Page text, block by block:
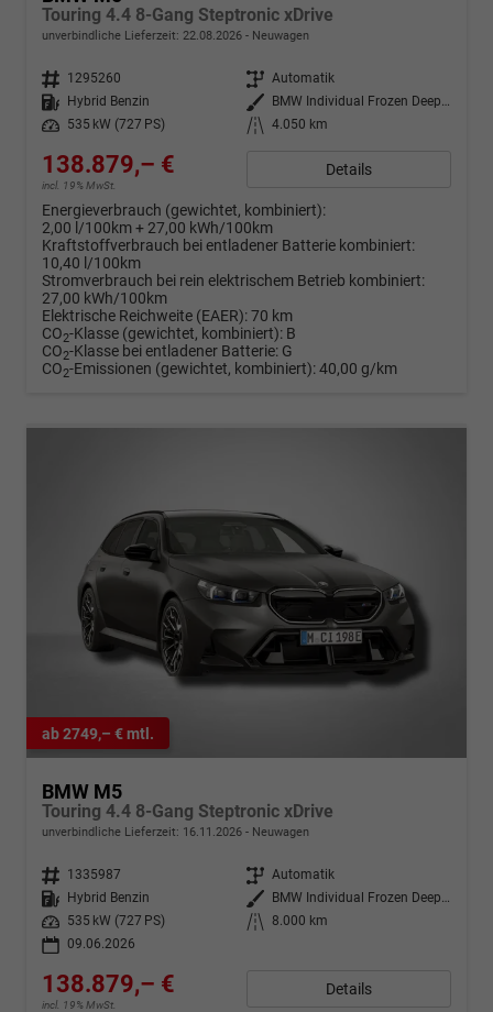
Touring 4.4 8-Gang Steptronic xDrive
unverbindliche Lieferzeit: 22.08.2026 Neuwagen
Fahrzeugnr. 1295260 Getriebe Automatik
Kraftstoff
Hybrid Benzin Außenfarbe
BMW Individual Frozen Deep Grey Metallic
Leistung
535 kW (727 PS) Kilometerstand 4.050 km
138.879,– €
incl. 19% MwSt.
Details
Energieverbrauch (gewichtet, kombiniert):
2,00 l/100km + 27,00 kWh/100km
Kraftstoffverbrauch bei entladener Batterie kombiniert:
10,40 l/100km
Stromverbrauch bei rein elektrischem Betrieb kombiniert:
27,00 kWh/100km
Elektrische Reichweite (EAER):70 km
CO2-Klasse (gewichtet, kombiniert): B
CO2-Klasse bei entladener Batterie: G
CO2-Emissionen (gewichtet, kombiniert):40,00 g/km
ab 2749,– € mtl.
BMW M5
Touring 4.4 8-Gang Steptronic xDrive
unverbindliche Lieferzeit: 16.11.2026 Neuwagen
Fahrzeugnr. 1335987 Getriebe Automatik
Kraftstoff
Hybrid Benzin Außenfarbe
BMW Individual Frozen Deep Grey Metallic
Leistung
535 kW (727 PS) Kilometerstand
8.000 km
09.06.2026
138.879,– €
incl. 19% MwSt.
Details